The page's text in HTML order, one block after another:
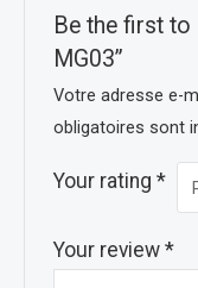
Be the first to
MG03”
Votre adresse e-
obligatoires sont
Your rating*
Your review*